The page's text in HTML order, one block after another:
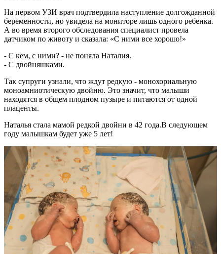
На первом УЗИ врач подтвердила наступление долгожданной
беременности, но увидела на мониторе лишь одного ребенка.
А во время второго обследования специалист провела
датчиком по животу и сказала: «С ними все хорошо!»
- С кем, с ними? - не поняла Наталия.
- С двойняшками.
Так супруги узнали, что ждут редкую - монохориальную
моноамниотическую двойню. Это значит, что малыши
находятся в общем плодном пузыре и питаются от одной
плаценты.
Наталья стала мамой редкой двойни в 42 года.В следующем
году малышкам будет уже 5 лет!